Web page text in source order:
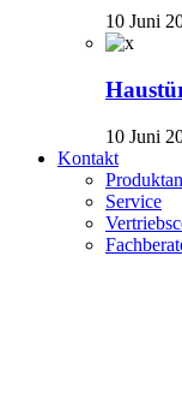
10 Juni
10 Juni
Kontakt
Service